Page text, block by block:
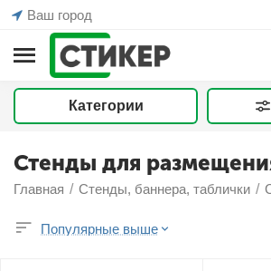
Ваш город
Категории
Стенды для
Главная / Стенды, баннера, таблички /
Популярные выше